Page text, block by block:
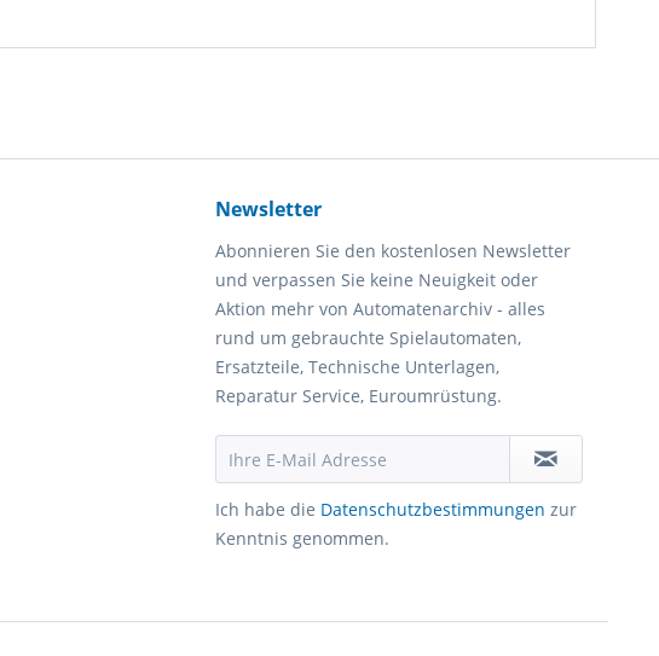
Newsletter
Abonnieren Sie den kostenlosen Newsletter
und verpassen Sie keine Neuigkeit oder
Aktion mehr von Automatenarchiv - alles
rund um gebrauchte Spielautomaten,
Ersatzteile, Technische Unterlagen,
Reparatur Service, Euroumrüstung.
Ich habe die Datenschutzbestimmungen zur
Kenntnis genommen.